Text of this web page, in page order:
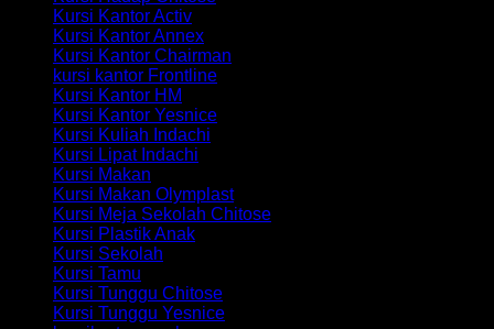
Kursi Kantor Activ
Kursi Kantor Annex
Kursi Kantor Chairman
kursi kantor Frontline
Kursi Kantor HM
Kursi Kantor Yesnice
Kursi Kuliah Indachi
Kursi Lipat Indachi
Kursi Makan
Kursi Makan Olymplast
Kursi Meja Sekolah Chitose
Kursi Plastik Anak
Kursi Sekolah
Kursi Tamu
Kursi Tunggu Chitose
Kursi Tunggu Yesnice